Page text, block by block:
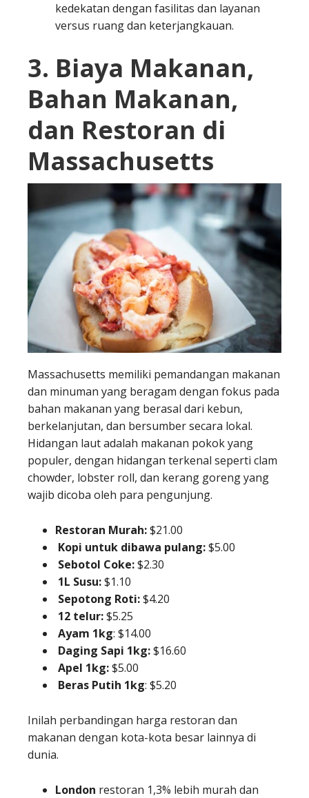
kedekatan dengan fasilitas dan layanan
versus ruang dan keterjangkauan.
3. Biaya Makanan,
Bahan Makanan,
dan Restoran di
Massachusetts
Massachusetts memiliki pemandangan makanan
dan minuman yang beragam dengan fokus pada
bahan makanan yang berasal dari kebun,
berkelanjutan, dan bersumber secara lokal.
Hidangan laut adalah makanan pokok yang
populer, dengan hidangan terkenal seperti clam
chowder, lobster roll, dan kerang goreng yang
wajib dicoba oleh para pengunjung.
Restoran Murah:$21.00
Kopi untuk dibawa pulang:$5.00
Sebotol Coke:$2.30
1L Susu:$1.10
Sepotong Roti:$4.20
12 telur:$5.25
Ayam 1kg: $14.00
Daging Sapi 1kg:$16.60
Apel 1kg:$5.00
Beras Putih 1kg: $5.20
Inilah perbandingan harga restoran dan
makanan dengan kota-kota besar lainnya di
dunia.
London restoran 1,3% lebih murah dan